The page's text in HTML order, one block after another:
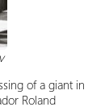
of a giant in
Roland